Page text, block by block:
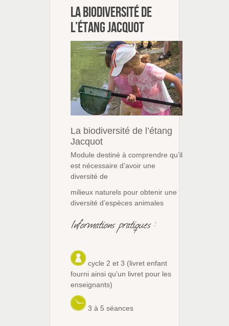
La biodiversité de
l’étang Jacquot
La biodiversité de l’étang
Jacquot
Module destiné à comprendre qu’il
est nécessaire d’avoir une
diversité de
milieux naturels pour obtenir une
diversité d’espèces animales
Informations pratiques :
cycle 2 et 3 (livret enfant
fourni ainsi qu’un livret pour les
enseignants)
3 à 5 séances